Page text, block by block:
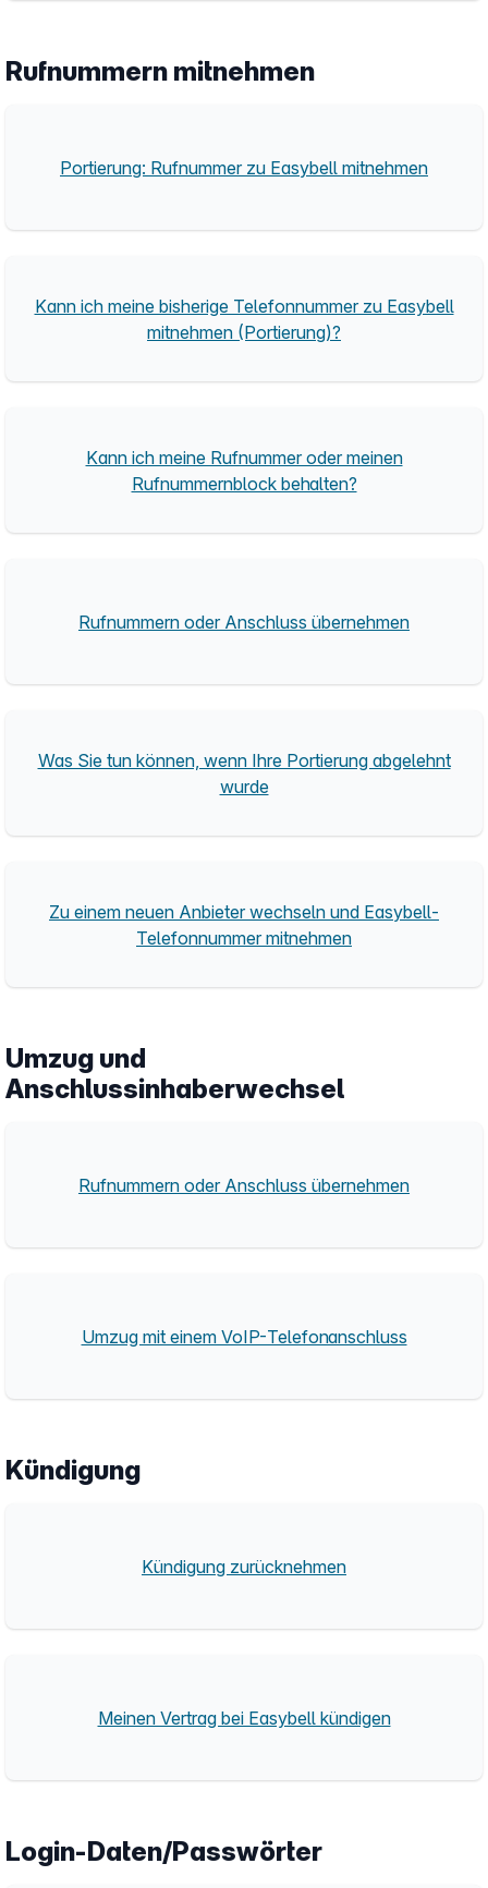
Rufnummern mitnehmen
Portierung: Rufnummer zu Easybell mitnehmen
Kann ich meine bisherige Telefonnummer zu Easybell
mitnehmen (Portierung)?
Kann ich meine Rufnummer oder meinen
Rufnummernblock behalten?
Rufnummern oder Anschluss übernehmen
Was Sie tun können, wenn Ihre Portierung abgelehnt
wurde
Zu einem neuen Anbieter wechseln und Easybell-
Telefonnummer mitnehmen
Umzug und
Anschlussinhaberwechsel
Rufnummern oder Anschluss übernehmen
Umzug mit einem VoIP-Telefonanschluss
Kündigung
Kündigung zurücknehmen
Meinen Vertrag bei Easybell kündigen
Login-Daten/Passwörter